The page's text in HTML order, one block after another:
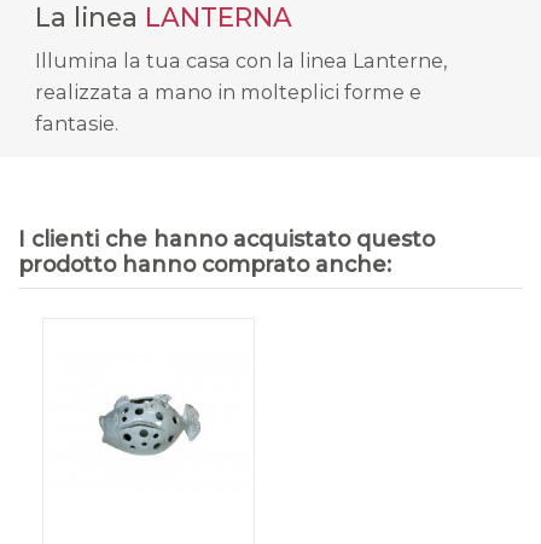
La linea LANTERNA
Illumina la tua casa con la linea Lanterne,
realizzata a mano in molteplici forme e
fantasie.
I clienti che hanno acquistato questo
prodotto hanno comprato anche: